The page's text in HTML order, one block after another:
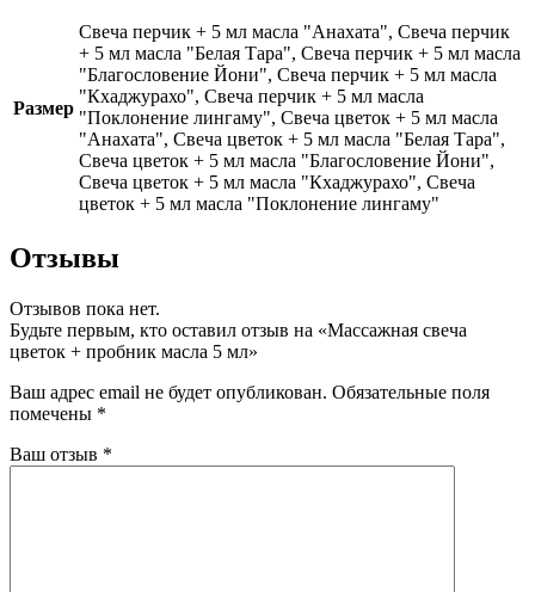
Размер
Свеча перчик + 5 мл масла "Анахата", Свеча перчик
+ 5 мл масла "Белая Тара", Свеча перчик + 5 мл масла
"Благословение Йони", Свеча перчик + 5 мл масла
"Кхаджурахо", Свеча перчик + 5 мл масла
"Поклонение лингаму", Свеча цветок + 5 мл масла
"Анахата", Свеча цветок + 5 мл масла "Белая Тара",
Свеча цветок + 5 мл масла "Благословение Йони",
Свеча цветок + 5 мл масла "Кхаджурахо", Свеча
цветок + 5 мл масла "Поклонение лингаму"
Отзывы
Отзывов пока нет.
Будьте первым, кто оставил отзыв на «Массажная свеча
цветок + пробник масла 5 мл»
Ваш адрес email не будет опубликован. Обязательные поля
помечены *
Ваш отзыв *